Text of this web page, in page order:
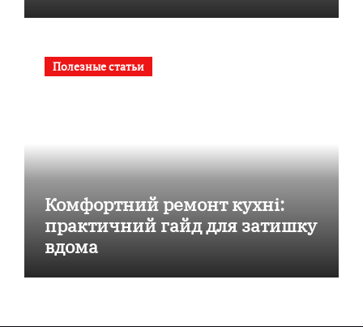
Полезные статьи
Комфортний ремонт кухні:
практичний гайд для затишку
вдома